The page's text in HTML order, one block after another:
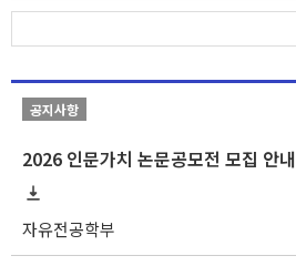
공지사항
2026 인문가치 논문공모전 모집 안내
자유전공학부